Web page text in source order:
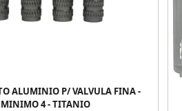
ALUMINIO P/ VALVULA FINA -
MINIMO 4 - TITANIO